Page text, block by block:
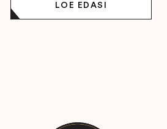
LOE EDASI